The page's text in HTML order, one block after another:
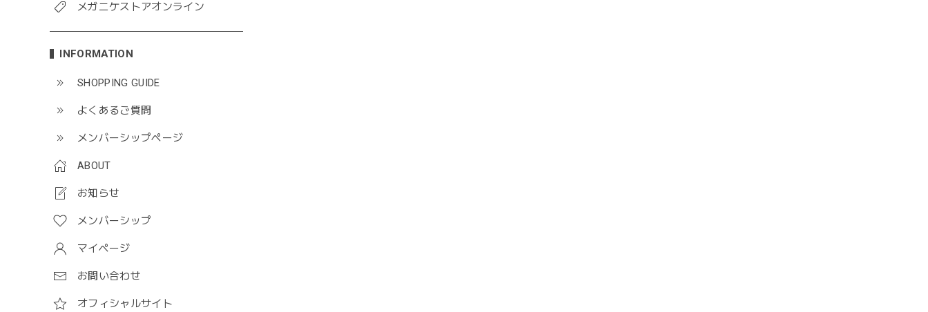
メガニケストアオンライン
INFORMATION
SHOPPING GUIDE
よくあるご質問
メンバーシップページ
ABOUT
お知らせ
メンバーシップ
マイページ
お問い合わせ
オフィシャルサイト